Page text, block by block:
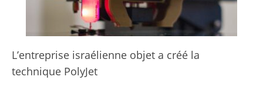
L’entreprise israélienne objet a créé la
technique PolyJet